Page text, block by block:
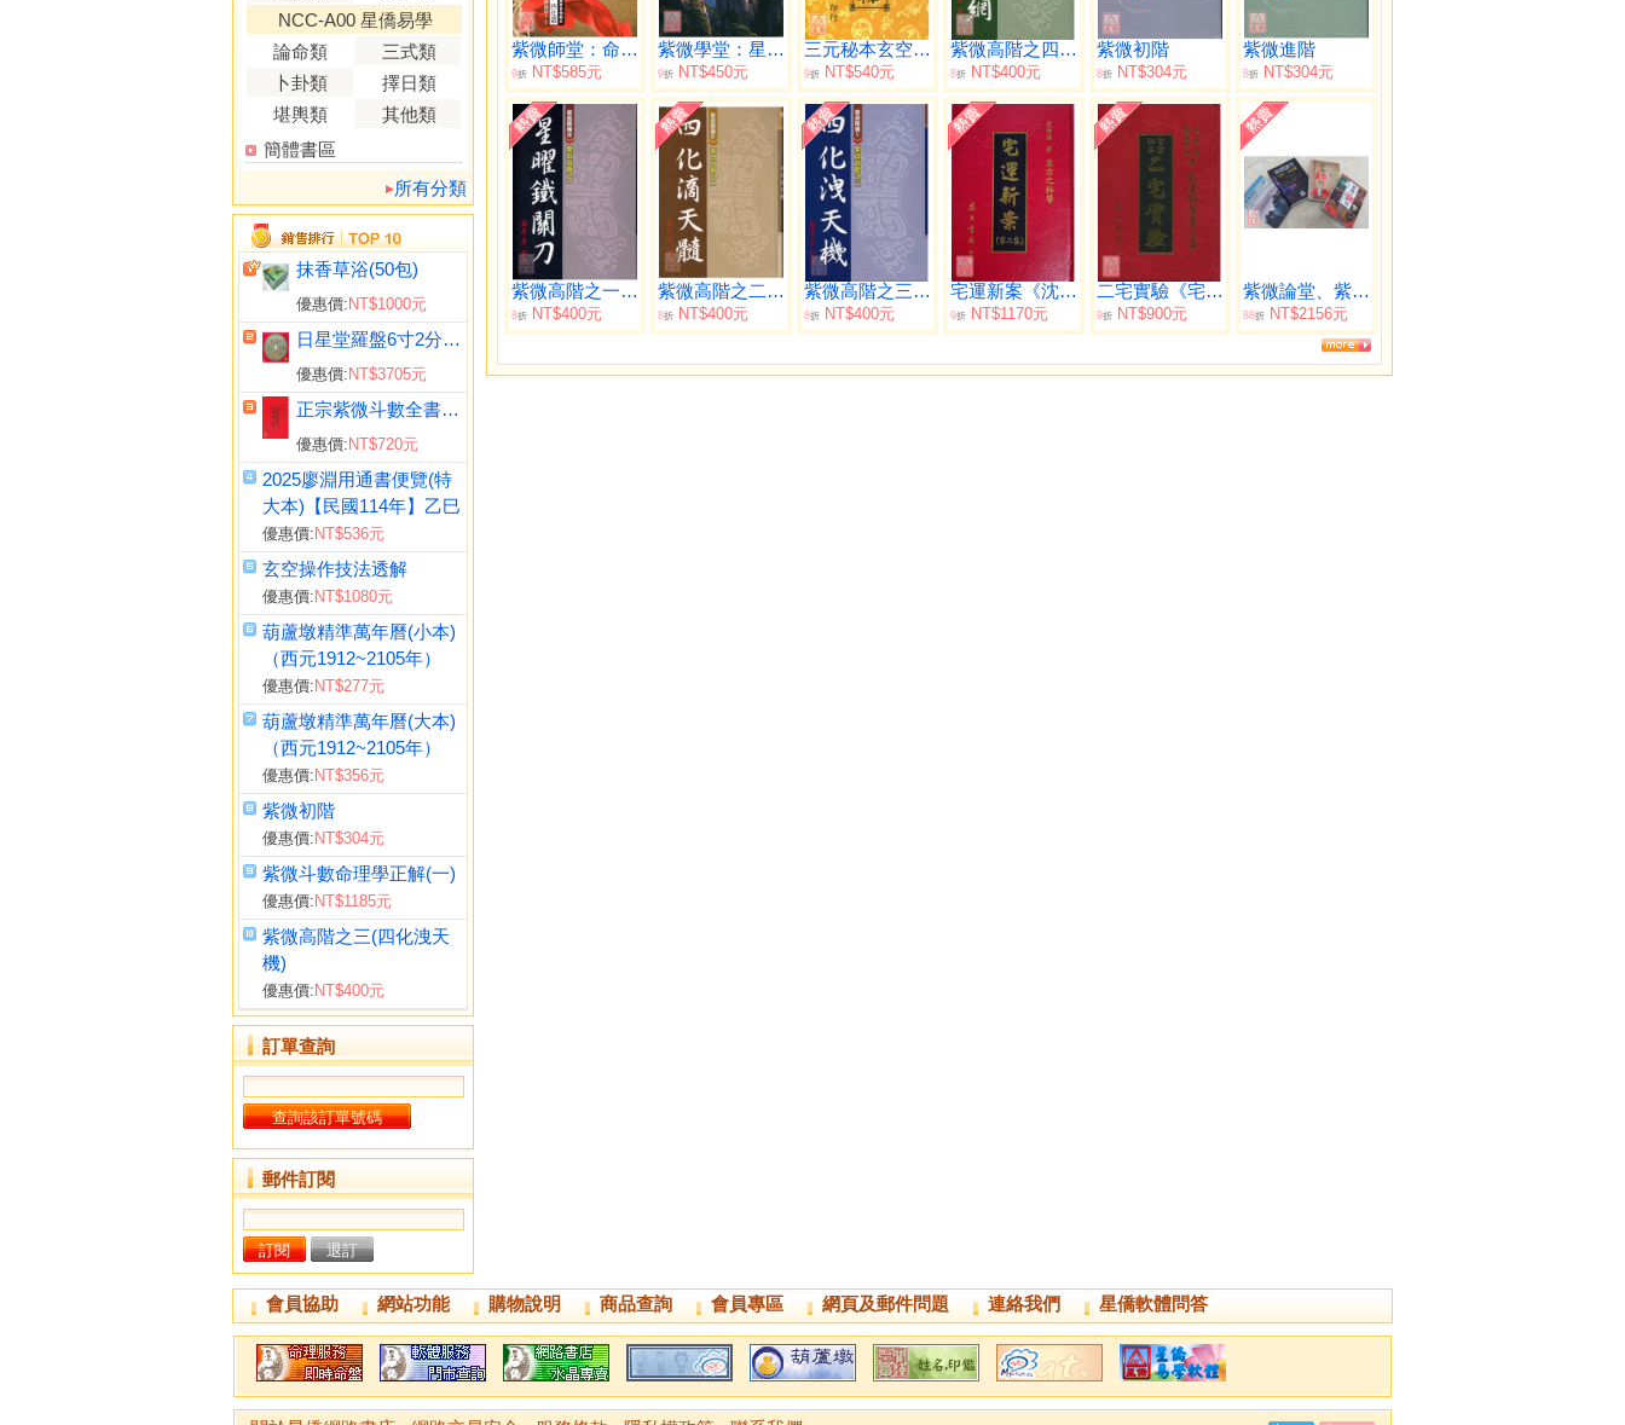
NCC-A00 星僑易學
論命類
三式類
卜卦類
擇日類
堪輿類
其他類
簡體書區
所有分類
抹香草浴(50包)
優惠價: NT$1000元
日星堂羅盤6寸2分(綜合)電木附水平
優惠價: NT$3705元
正宗紫微斗數全書《正宗占星術》
優惠價: NT$720元
2025廖淵用通書便覽(特
大本)【民國114年】乙巳
優惠價: NT$536元
玄空操作技法透解
優惠價: NT$1080元
葫蘆墩精準萬年曆(小本)
（西元1912~2105年）
優惠價: NT$277元
葫蘆墩精準萬年曆(大本)
（西元1912~2105年）
優惠價: NT$356元
紫微初階
優惠價: NT$304元
紫微斗數命理學正解(一)
優惠價: NT$1185元
紫微高階之三(四化洩天
機)
優惠價: NT$400元
訂單查詢
郵件訂閱
紫微師堂：命格、四化篇
9折 NT$585元
紫微學堂：星曜、四化篇
9折 NT$450元
三元秘本玄空古義四種通釋(平裝)
9折 NT$540元
紫微高階之四(飛星欄江網)
8折 NT$400元
紫微初階
8折 NT$304元
紫微進階
8折 NT$304元
紫微高階之一(星曜鐵關刀)
8折 NT$400元
紫微高階之二(四化滴天髓)
8折 NT$400元
紫微高階之三(四化洩天機)
8折 NT$400元
宅運新案《沈氏玄空陽宅斷驗實例》第二集
9折 NT$1170元
二宅實驗《宅運新案第三集》
9折 NT$900元
紫微論堂、紫微師堂、紫微講堂、紫微學堂【一套四冊】
88折 NT$2156元
會員協助 網站功能 購物說明 商品查詢 會員專區 網頁及郵件問題 連絡我們 星僑軟體問答